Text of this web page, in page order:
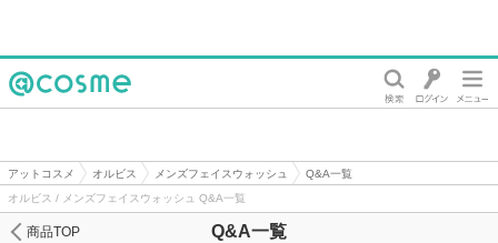
アットコスメ オルビス メンズフェイスウォッシュ
Q&A一覧
オルビス / メンズフェイスウォッシュ Q&A一覧
Q&A一覧
商品TOP